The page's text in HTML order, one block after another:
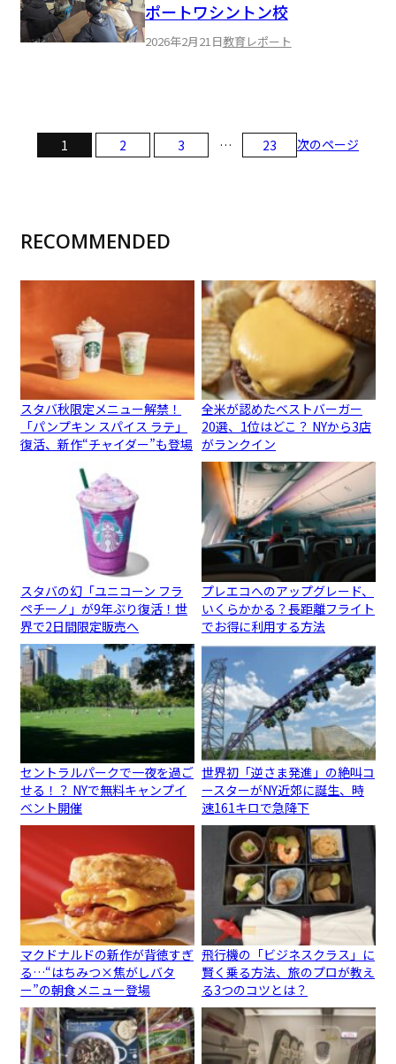
ポートワシントン校
2026年2月21日教育レポート
1 2 3 … 23 次のページ
RECOMMENDED
スタバ秋限定メニュー解禁！
「パンプキン スパイス ラテ」
復活、新作“チャイダー”も登場
全米が認めたベストバーガー
20選、1位はどこ？ NYから3店
がランクイン
スタバの幻「ユニコーン フラ
ペチーノ」が9年ぶり復活！世
界で2日間限定販売へ
プレエコへのアップグレード、
いくらかかる？長距離フライト
でお得に利用する方法
セントラルパークで一夜を過ご
せる！？ NYで無料キャンプイ
ベント開催
世界初「逆さま発進」の絶叫コ
ースターがNY近郊に誕生、時
速161キロで急降下
マクドナルドの新作が背徳すぎ
る…“はちみつ×焦がしバタ
ー”の朝食メニュー登場
飛行機の「ビジネスクラス」に
賢く乗る方法、旅のプロが教え
る3つのコツとは？